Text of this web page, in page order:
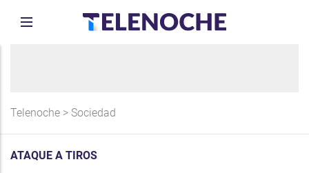
Telenoche > Sociedad
ATAQUE A TIROS